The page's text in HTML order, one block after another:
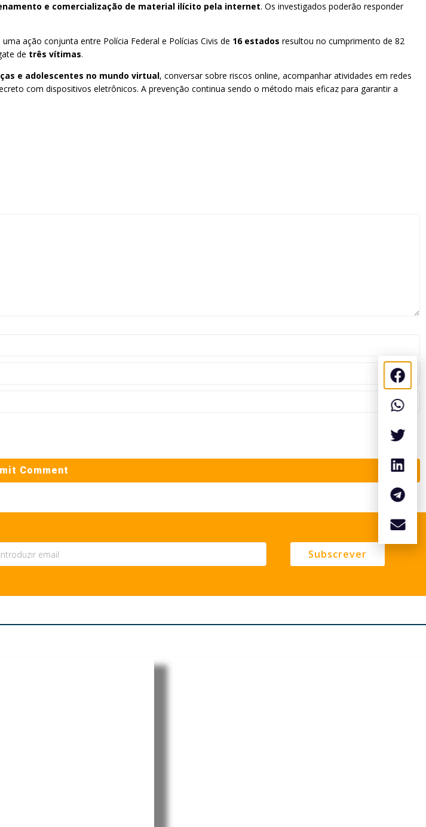
e comercialização de material ilícito pela internet. Os investigados poderão responder
ação conjunta entre Polícia Federal e Polícias Civis de 16 estados resultou no cumprimento de 82
de três vítimas.
e adolescentes no mundo virtual, conversar sobre riscos online, acompanhar atividades em redes
com dispositivos eletrônicos. A prevenção continua sendo o método mais eficaz para garantir a
Subscrever